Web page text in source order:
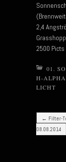
2,4
2500
01.
H-
LICHT
Post
← Filter-
08.08.2014